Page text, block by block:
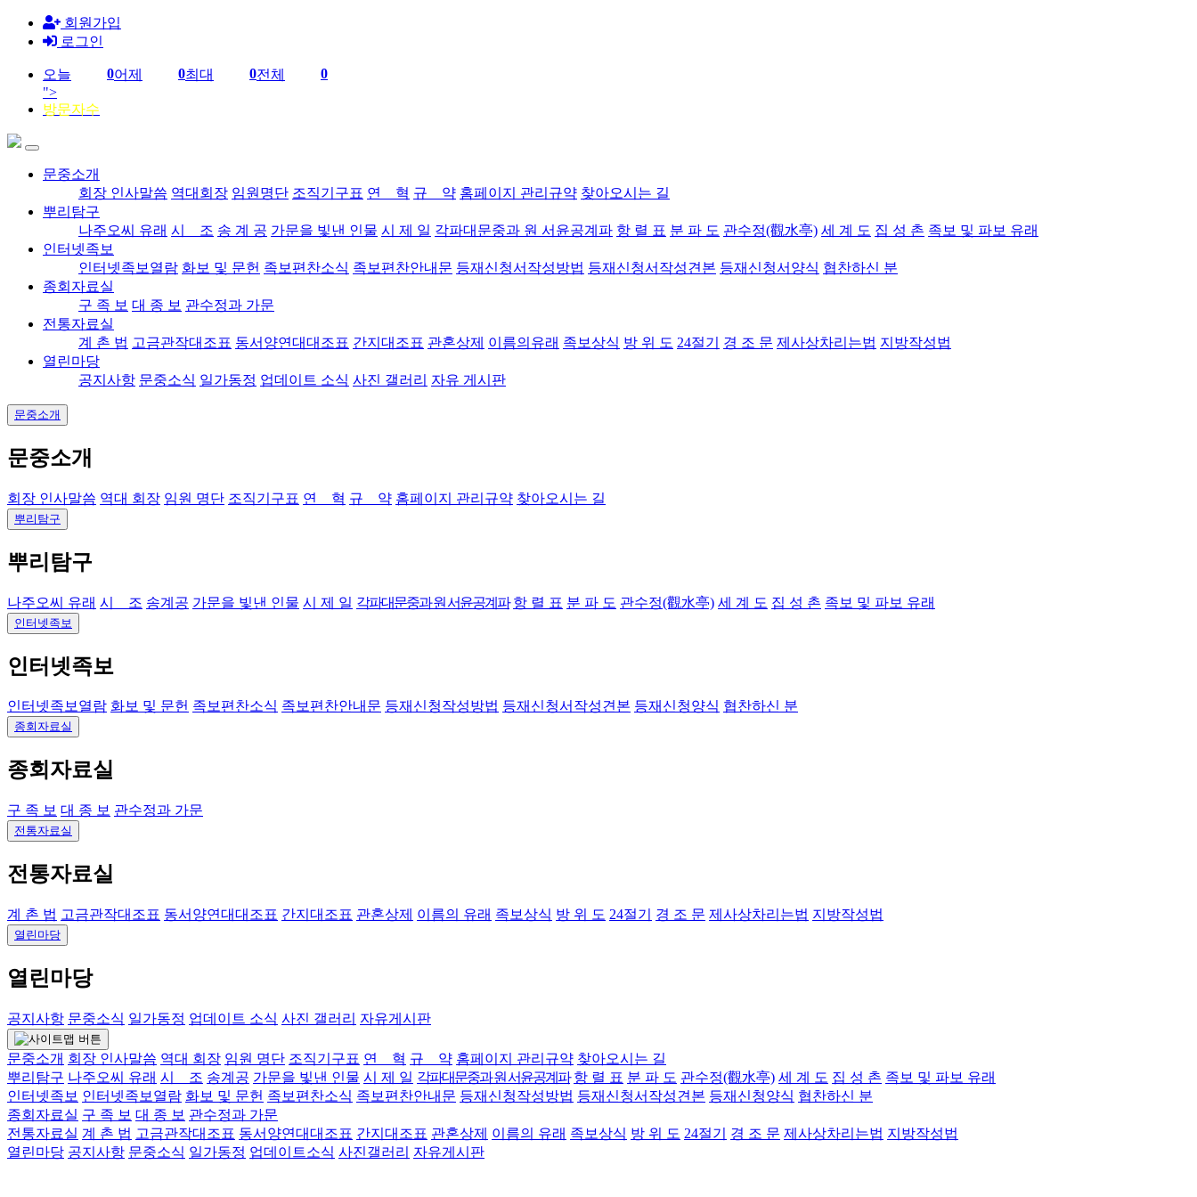
회원가입
로그인
오늘 0어제 0최대 0전체
0
">
방문자수
문중소개
회장 인사말씀 역대회장 임원명단 조직기구표 연 혁 규 약 홈페이지 관리규약 찾아오시는 길
뿌리탐구
나주오씨 유래 시 조 송 계 공 가문을 빛낸 인물 시 제 일 각파대문중과 원 서윤공계파 항 렬 표 분 파 도 관수정(觀水亭) 세 계 도 집 성 촌 족보 및 파보 유래
인터넷족보
인터넷족보열람 화보 및 문헌 족보편찬소식 족보편찬안내문 등재신청서작성방법 등재신청서작성견본 등재신청서양식 협찬하신 분
종회자료실
구 족 보 대 종 보 관수정과 가문
전통자료실
계 촌 법 고금관작대조표 동서양연대대조표 간지대조표 관혼상제 이름의유래 족보상식 방 위 도 24절기 경 조 문 제사상차리는법 지방작성법
열린마당
공지사항 문중소식 일가동정 업데이트 소식 사진 갤러리 자유 게시판
문중소개
문중소개
회장 인사말씀 역대 회장 임원 명단 조직기구표 연 혁 규 약 홈페이지 관리규약 찾아오시는 길
뿌리탐구
뿌리탐구
나주오씨 유래 시 조 송계공 가문을 빛낸 인물 시 제 일 각파대문중과 원 서윤공계파 항 렬 표 분 파 도 관수정(觀水亭) 세 계 도 집 성 촌 족보 및 파보 유래
인터넷족보
인터넷족보
인터넷족보열람 화보 및 문헌 족보편찬소식 족보편찬안내문 등재신청작성방법 등재신청서작성견본 등재신청양식 협찬하신 분
종회자료실
종회자료실
구 족 보 대 종 보 관수정과 가문
전통자료실
전통자료실
계 촌 법 고금관작대조표 동서양연대대조표 간지대조표 관혼상제 이름의 유래 족보상식 방 위 도 24절기 경 조 문 제사상차리는법 지방작성법
열린마당
열린마당
공지사항 문중소식 일가동정 업데이트 소식 사진 갤러리 자유게시판
문중소개 회장 인사말씀 역대 회장 임원 명단 조직기구표 연 혁 규 약 홈페이지 관리규약 찾아오시는 길
뿌리탐구 나주오씨 유래 시 조 송계공 가문을 빛낸 인물 시 제 일 각파대문중과 원 서윤공계파 항 렬 표 분 파 도 관수정(觀水亭) 세 계 도 집 성 촌 족보 및 파보 유래
인터넷족보 인터넷족보열람 화보 및 문헌 족보편찬소식 족보편찬안내문 등재신청작성방법 등재신청서작성견본 등재신청양식 협찬하신 분
종회자료실 구 족 보 대 종 보 관수정과 가문
전통자료실 계 촌 법 고금관작대조표 동서양연대대조표 간지대조표 관혼상제 이름의 유래 족보상식 방 위 도 24절기 경 조 문 제사상차리는법 지방작성법
열린마당 공지사항 문중소식 일가동정 업데이트소식 사진갤러리 자유게시판